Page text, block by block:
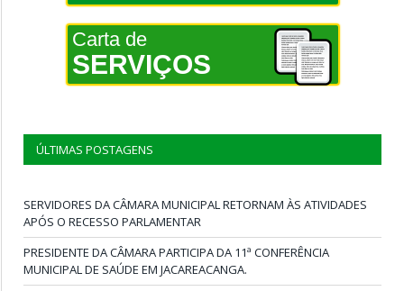
Carta de
SERVIÇOS
ÚLTIMAS POSTAGENS
SERVIDORES DA CÂMARA MUNICIPAL RETORNAM ÀS ATIVIDADES
APÓS O RECESSO PARLAMENTAR
PRESIDENTE DA CÂMARA PARTICIPA DA 11ª CONFERÊNCIA
MUNICIPAL DE SAÚDE EM JACAREACANGA.